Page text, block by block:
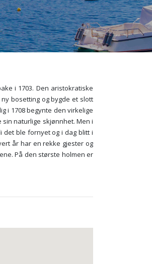
i 1703. Den aristokratiske
bosetting og bygde et slott
i 1708 begynte den virkelige
naturlige skjønnhet. Men i
ble fornyet og i dag blitt i
år har en rekke gjester og
På den største holmen er